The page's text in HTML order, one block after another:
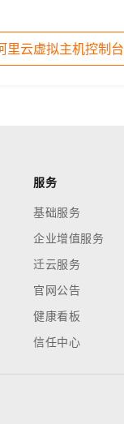
里云虚拟主机控制台